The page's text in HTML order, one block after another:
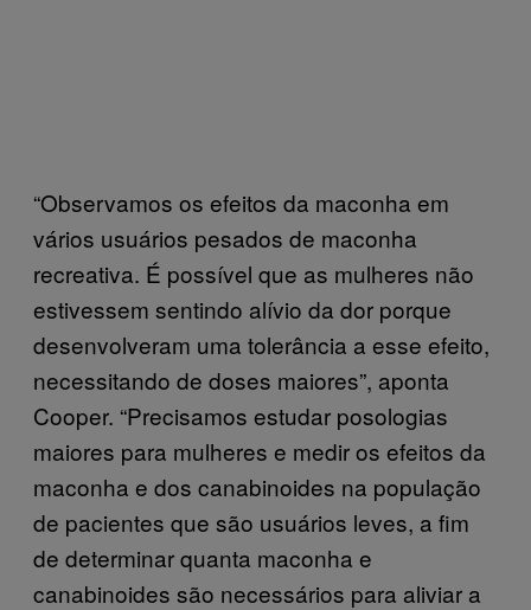
“Observamos os efeitos da maconha em
vários usuários pesados de maconha
recreativa. É possível que as mulheres não
estivessem sentindo alívio da dor porque
desenvolveram uma tolerância a esse efeito,
necessitando de doses maiores”, aponta
Cooper. “Precisamos estudar posologias
maiores para mulheres e medir os efeitos da
maconha e dos canabinoides na população
de pacientes que são usuários leves, a fim
de determinar quanta maconha e
canabinoides são necessários para aliviar a